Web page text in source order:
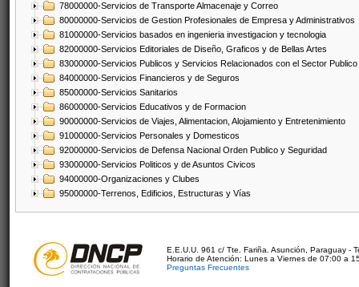
78000000-Servicios de Transporte Almacenaje y Correo
80000000-Servicios de Gestion Profesionales de Empresa y Administrativos
81000000-Servicios basados en ingenieria investigacion y tecnologia
82000000-Servicios Editoriales de Diseño, Graficos y de Bellas Artes
83000000-Servicios Publicos y Servicios Relacionados con el Sector Publico
84000000-Servicios Financieros y de Seguros
85000000-Servicios Sanitarios
86000000-Servicios Educativos y de Formacion
90000000-Servicios de Viajes, Alimentacion, Alojamiento y Entretenimiento
91000000-Servicios Personales y Domesticos
92000000-Servicios de Defensa Nacional Orden Publico y Seguridad
93000000-Servicios Politicos y de Asuntos Civicos
94000000-Organizaciones y Clubes
95000000-Terrenos, Edificios, Estructuras y Vías
E.E.U.U. 961 c/ Tte. Fariña. Asunción, Paraguay -
Horario de Atención: Lunes a Viernes de 07:00 a
Preguntas Frecuentes